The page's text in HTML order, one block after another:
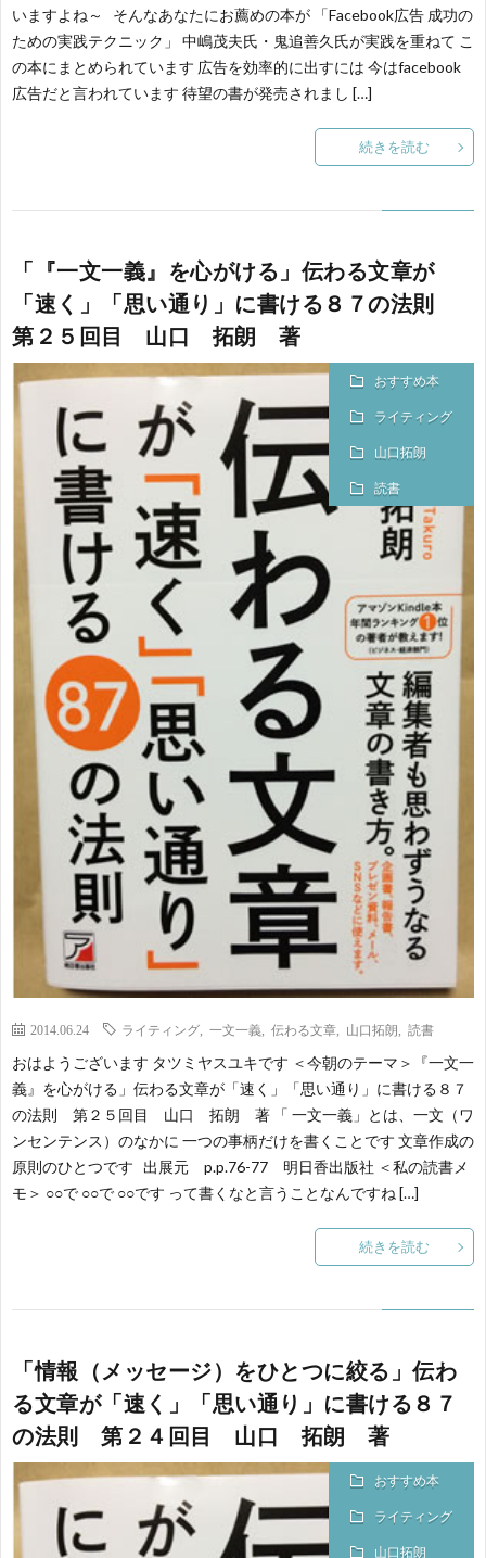
いますよね～ そんなあなたにお薦めの本が 「Facebook広告 成功の
ための実践テクニック」 中嶋茂夫氏・鬼追善久氏が実践を重ねて こ
の本にまとめられています 広告を効率的に出すには 今はfacebook
広告だと言われています 待望の書が発売されまし […]
続きを読む
「『一文一義』を心がける」伝わる文章が
「速く」「思い通り」に書ける８７の法則
第２５回目 山口 拓朗 著
おすすめ本
ライティング
山口拓朗
読書
2014.06.24 ライティング 一文一義 伝わる文章 山口拓朗 読書
おはようございます タツミヤスユキです ＜今朝のテーマ＞『一文一
義』を心がける」伝わる文章が「速く」「思い通り」に書ける８７
の法則 第２５回目 山口 拓朗 著 「 一文一義」とは、一文（ワ
ンセンテンス）のなかに 一つの事柄だけを書くことです 文章作成の
原則のひとつです 出展元 p.p.76-77 明日香出版社 ＜私の読書メ
モ＞ ○○で ○○で ○○です って書くなと言うことなんですね […]
続きを読む
「情報（メッセージ）をひとつに絞る」伝わ
る文章が「速く」「思い通り」に書ける８７
の法則 第２４回目 山口 拓朗 著
おすすめ本
ライティング
山口拓朗